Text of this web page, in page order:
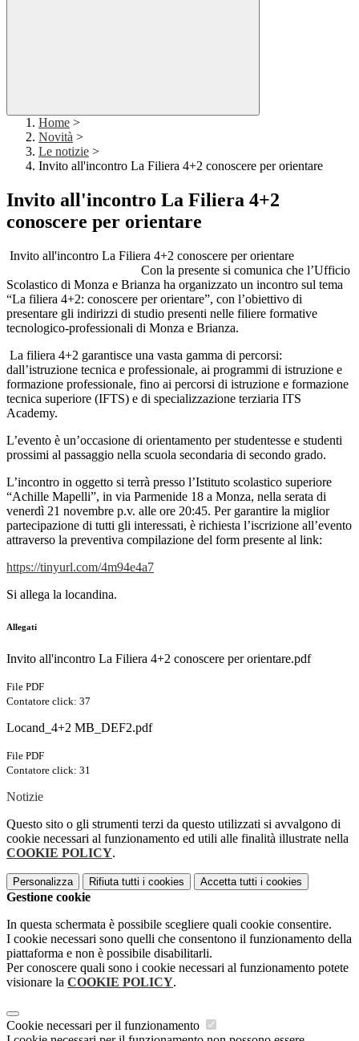
Home >
Novità >
Le notizie >
Invito all'incontro La Filiera 4+2 conoscere per orientare
Invito all'incontro La Filiera 4+2
conoscere per orientare
Invito all'incontro La Filiera 4+2 conoscere per orientare
Con la presente si comunica che l’Ufficio
Scolastico di Monza e Brianza ha organizzato un incontro sul tema
“La filiera 4+2: conoscere per orientare”, con l’obiettivo di
presentare gli indirizzi di studio presenti nelle filiere formative
tecnologico-professionali di Monza e Brianza.
La filiera 4+2 garantisce una vasta gamma di percorsi:
dall’istruzione tecnica e professionale, ai programmi di istruzione e
formazione professionale, fino ai percorsi di istruzione e formazione
tecnica superiore (IFTS) e di specializzazione terziaria ITS
Academy.
L’evento è un’occasione di orientamento per studentesse e studenti
prossimi al passaggio nella scuola secondaria di secondo grado.
L’incontro in oggetto si terrà presso l’Istituto scolastico superiore
“Achille Mapelli”, in via Parmenide 18 a Monza, nella serata di
venerdì 21 novembre p.v. alle ore 20:45. Per garantire la miglior
partecipazione di tutti gli interessati, è richiesta l’iscrizione all’evento
attraverso la preventiva compilazione del form presente al link:
https://tinyurl.com/4m94e4a7
Si allega la locandina.
Allegati
Invito all'incontro La Filiera 4+2 conoscere per orientare.pdf
File PDF
Contatore click: 37
Locand_4+2 MB_DEF2.pdf
File PDF
Contatore click: 31
Notizie
Questo sito o gli strumenti terzi da questo utilizzati si avvalgono di
cookie necessari al funzionamento ed utili alle finalità illustrate nella
COOKIE POLICY.
Personalizza Rifiuta tutti i cookies Accetta tutti i cookies
Gestione cookie
In questa schermata è possibile scegliere quali cookie consentire.
I cookie necessari sono quelli che consentono il funzionamento della
piattaforma e non è possibile disabilitarli.
Per conoscere quali sono i cookie necessari al funzionamento potete
visionare la COOKIE POLICY.
Cookie necessari per il funzionamento